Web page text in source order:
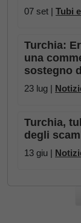
07 set | Tubi
Turchia:
una
sostegno
23 lug |
Turchia,
degli
13 giu |